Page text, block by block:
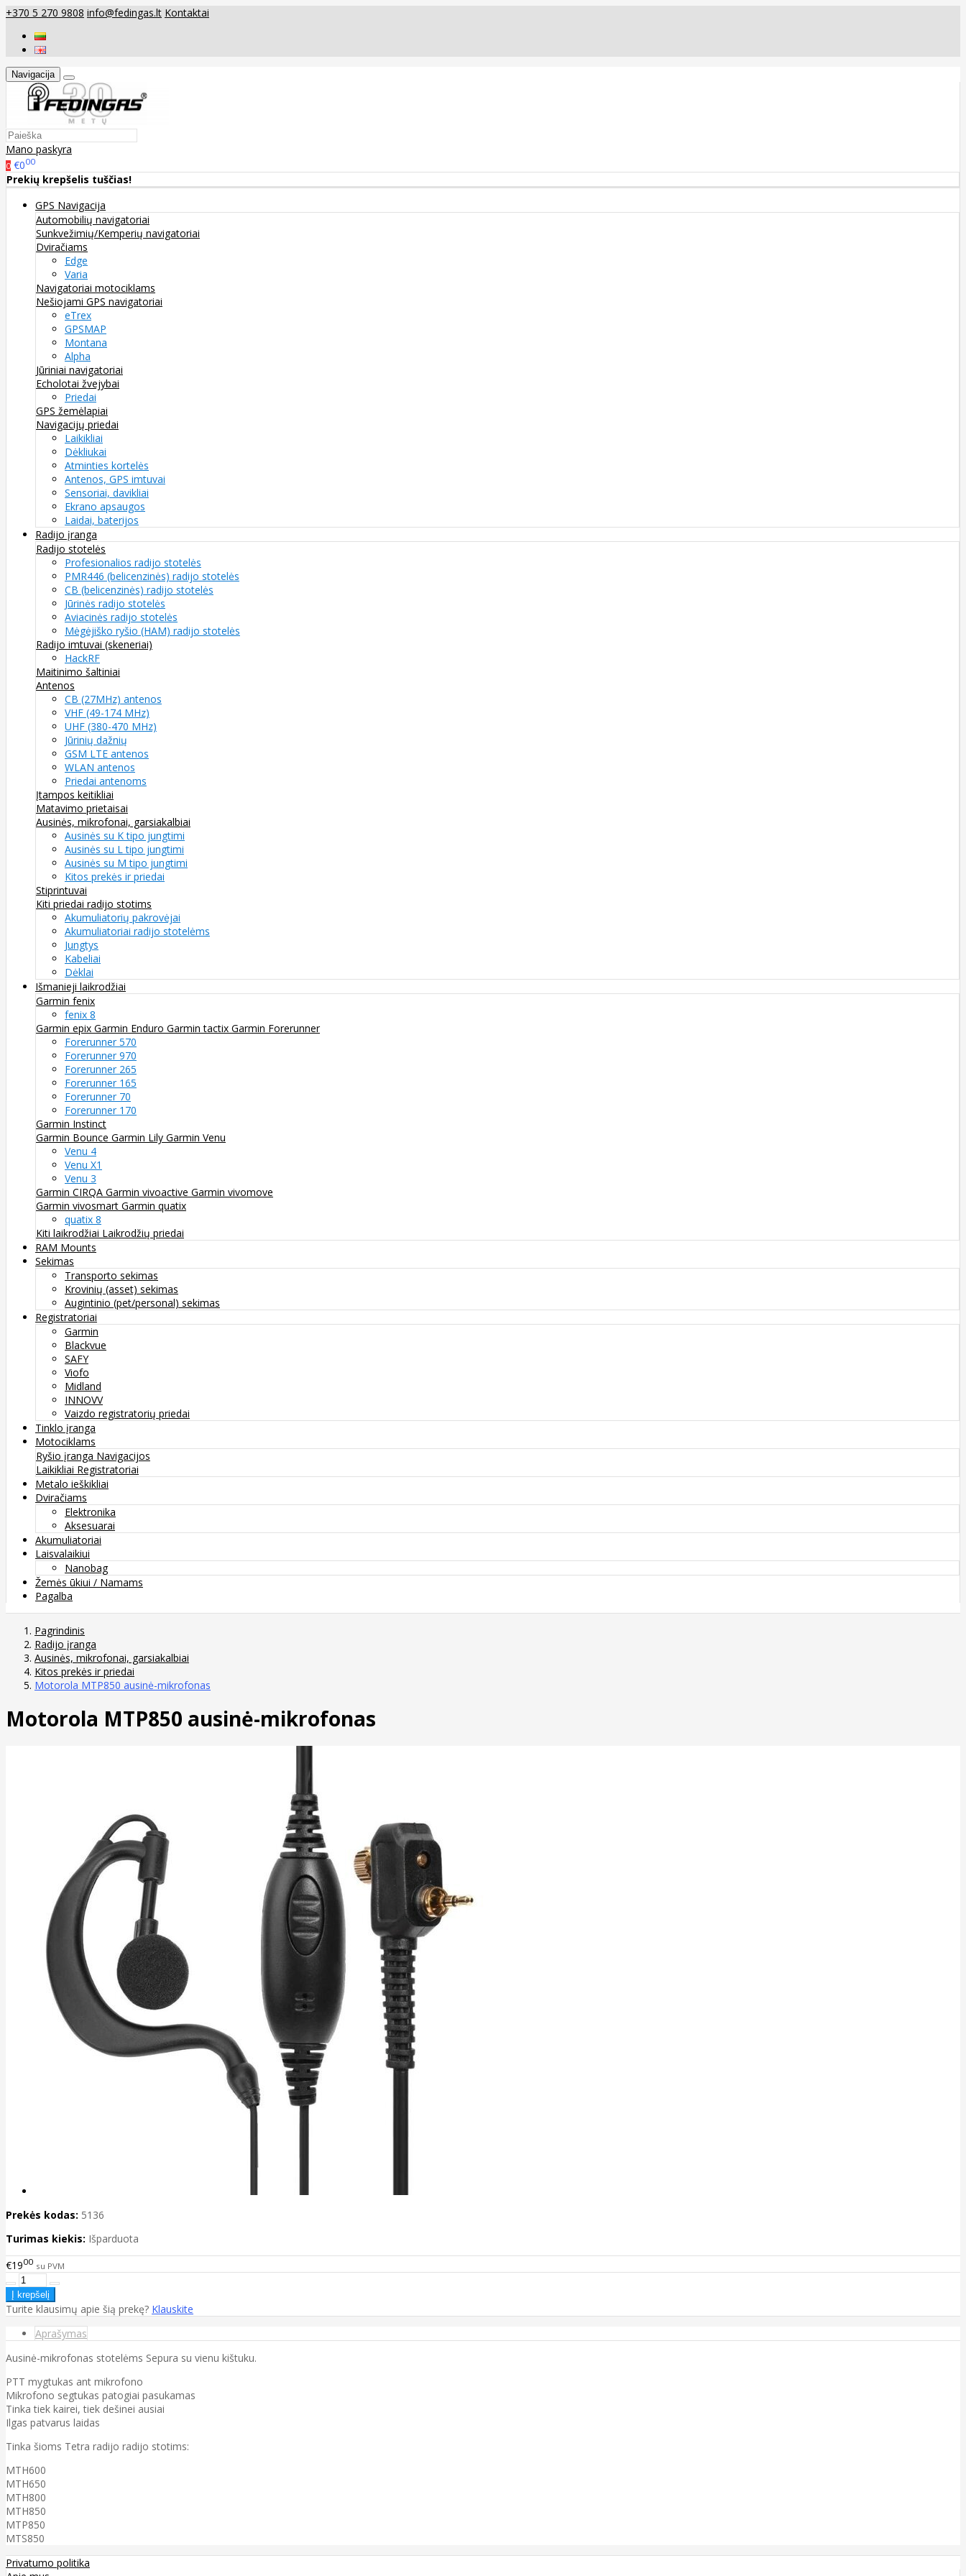
+370 5 270 9808 info@fedingas.lt Kontaktai
Navigacija
Mano paskyra
0 €000
Prekių krepšelis tuščias!
GPS Navigacija
Automobilių navigatoriai
Sunkvežimių/Kemperių navigatoriai
Dviračiams
Edge
Varia
Navigatoriai motociklams
Nešiojami GPS navigatoriai
eTrex
GPSMAP
Montana
Alpha
Jūriniai navigatoriai
Echolotai žvejybai
Priedai
GPS žemėlapiai
Navigacijų priedai
Laikikliai
Dėkliukai
Atminties kortelės
Antenos, GPS imtuvai
Sensoriai, davikliai
Ekrano apsaugos
Laidai, baterijos
Radijo įranga
Radijo stotelės
Profesionalios radijo stotelės
PMR446 (belicenzinės) radijo stotelės
CB (belicenzinės) radijo stotelės
Jūrinės radijo stotelės
Aviacinės radijo stotelės
Mėgėjiško ryšio (HAM) radijo stotelės
Radijo imtuvai (skeneriai)
HackRF
Maitinimo šaltiniai
Antenos
CB (27MHz) antenos
VHF (49-174 MHz)
UHF (380-470 MHz)
Jūrinių dažnių
GSM LTE antenos
WLAN antenos
Priedai antenoms
Įtampos keitikliai
Matavimo prietaisai
Ausinės, mikrofonai, garsiakalbiai
Ausinės su K tipo jungtimi
Ausinės su L tipo jungtimi
Ausinės su M tipo jungtimi
Kitos prekės ir priedai
Stiprintuvai
Kiti priedai radijo stotims
Akumuliatorių pakrovėjai
Akumuliatoriai radijo stotelėms
Jungtys
Kabeliai
Dėklai
Išmanieji laikrodžiai
Garmin fenix
fenix 8
Garmin epix Garmin Enduro Garmin tactix Garmin Forerunner
Forerunner 570
Forerunner 970
Forerunner 265
Forerunner 165
Forerunner 70
Forerunner 170
Garmin Instinct
Garmin Bounce Garmin Lily Garmin Venu
Venu 4
Venu X1
Venu 3
Garmin CIRQA Garmin vivoactive Garmin vivomove
Garmin vivosmart Garmin quatix
quatix 8
Kiti laikrodžiai Laikrodžių priedai
RAM Mounts
Sekimas
Transporto sekimas
Krovinių (asset) sekimas
Augintinio (pet/personal) sekimas
Registratoriai
Garmin
Blackvue
SAFY
Viofo
Midland
INNOVV
Vaizdo registratorių priedai
Tinklo įranga
Motociklams
Ryšio įranga Navigacijos
Laikikliai Registratoriai
Metalo ieškikliai
Dviračiams
Elektronika
Aksesuarai
Akumuliatoriai
Laisvalaikiui
Nanobag
Žemės ūkiui / Namams
Pagalba
Pagrindinis
Radijo įranga
Ausinės, mikrofonai, garsiakalbiai
Kitos prekės ir priedai
Motorola MTP850 ausinė-mikrofonas
Motorola MTP850 ausinė-mikrofonas
Prekės kodas: 5136
Turimas kiekis: Išparduota
€1900 su PVM
Turite klausimų apie šią prekę? Klauskite
Aprašymas
Ausinė-mikrofonas stotelėms Sepura su vienu kištuku.
PTT mygtukas ant mikrofono
Mikrofono segtukas patogiai pasukamas
Tinka tiek kairei, tiek dešinei ausiai
Ilgas patvarus laidas
Tinka šioms Tetra radijo radijo stotims:
MTH600
MTH650
MTH800
MTH850
MTP850
MTS850
Privatumo politika